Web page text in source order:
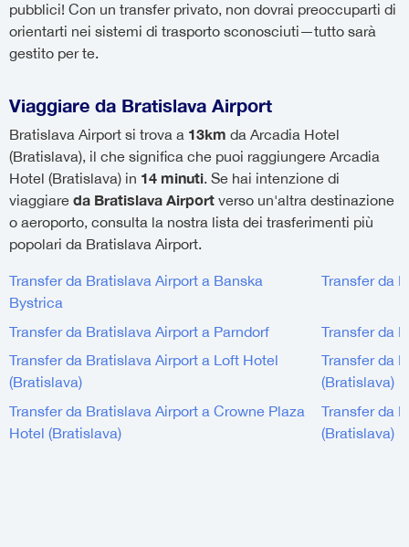
pubblici! Con un transfer privato, non dovrai preoccuparti di
orientarti nei sistemi di trasporto sconosciuti—tutto sarà
gestito per te.
Viaggiare da Bratislava Airport
Bratislava Airport si trova a 13km da Arcadia Hotel
(Bratislava), il che significa che puoi raggiungere Arcadia
Hotel (Bratislava) in 14 minuti. Se hai intenzione di
viaggiare da Bratislava Airport verso un'altra destinazione
o aeroporto, consulta la nostra lista dei trasferimenti più
popolari da Bratislava Airport.
Transfer da Bratislava Airport a Banska
Bystrica
Transfer da
Transfer da Bratislava Airport a Parndorf
Transfer da
Transfer da Bratislava Airport a Loft Hotel
(Bratislava)
Transfer da
(Bratislava)
Transfer da Bratislava Airport a Crowne Plaza
Hotel (Bratislava)
Transfer da
(Bratislava)